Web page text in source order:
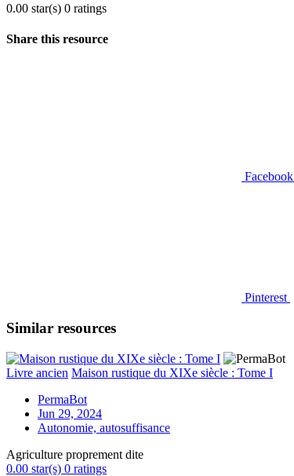
0.00 star(s) 0 ratings
Share this resource
Facebook
Pinterest
Similar resources
Livre ancien Maison rustique du XIXe siècle : Tome I
PermaBot
Jun 29, 2024
Autonomie, autosuffisance
Agriculture proprement dite
0.00 star(s) 0 ratings